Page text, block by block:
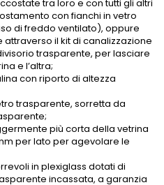
tra loro e con tutti gli altri
con fianchi in vetro
di freddo ventilato), oppure
il kit di canalizzazione
trasparente, per lasciare
e l’altra;
con riporto di altezza
trasparente, sorretta da
più corta della vetrina
per lato per agevolare le
in plexiglass dotati di
incassata, a garanzia